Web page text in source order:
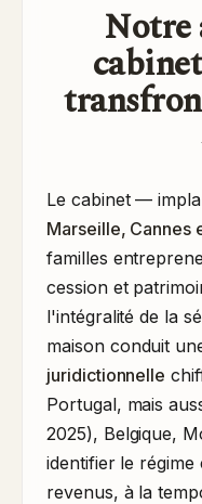
Notre
Le cabinet —
Marseille, Cannes
familles
cession et
l'intégralité de la
maison conduit
juridictionnelle
Portugal, mais
2025), Belgique,
identifier le
revenus, à la